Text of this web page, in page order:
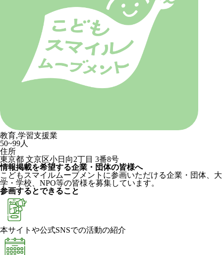
教育,学習支援業
50~99人
住所
東京都 文京区小日向2丁目 3番8号
情報掲載を希望する企業・団体の皆様へ
こどもスマイルムーブメントに参画いただける企業・団体、大
学・学校、NPO等の皆様を募集しています。
参画するとできること
本サイトや公式SNSでの活動の紹介